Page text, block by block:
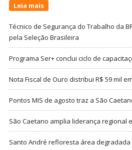
Leia mais
Técnico de Segurança do Trabalho da
pela Seleção Brasileira
Programa Ser+ conclui ciclo de
Nota Fiscal de Ouro distribui R$ 59 mil
Pontos MIS de agosto traz a São
São Caetano amplia liderança regional
Santo André refloresta área degradada